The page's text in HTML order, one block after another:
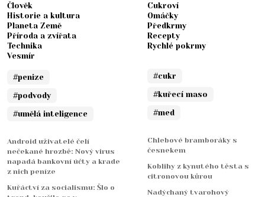
Člověk
Historie a kultura
Planeta Země
Příroda a zvířata
Technika
Vesmír
#penize
#podvody
#umělá inteligence
Android uživatelé čelí
nečekané hrozbě: Nový virus
napadá bankovní účty a krade
z nich peníze
Kuřáctví za socialismu: Šlo o
Cukroví
Omáčky
Předkrmy
Recepty
Rychlé pokrmy
#cukr
#kuřecí maso
#med
Chlebové bramboráky s
česnekem
Koblihy z kynutého těsta s
citronovou kůrou
Nadýchaný tvarohový